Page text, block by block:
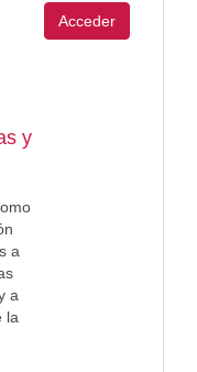
y
a
a
la
Acceder